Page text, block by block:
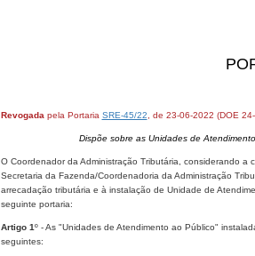
Revogada pela Portaria SRE-45/22 , de 23-06-2022 (DOE
Dispõe sobre as Unidades de
O Coordenador da Administração Tributária, considerando
Secretaria da Fazenda/Coordenadoria da Administração
arrecadação tributária e à instalação de Unidade de
seguinte portaria:
Artigo 1º - As "Unidades de Atendimento ao Público"
seguintes: